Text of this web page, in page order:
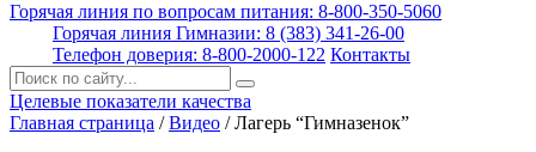
Горячая линия по вопросам питания: 8-800-350-5060
Горячая линия Гимназии: 8 (383) 341-26-00
Телефон доверия: 8-800-2000-122 Контакты
Поиск:
Целевые показатели качества
Главная страница /Видео /Лагерь “Гимназенок”